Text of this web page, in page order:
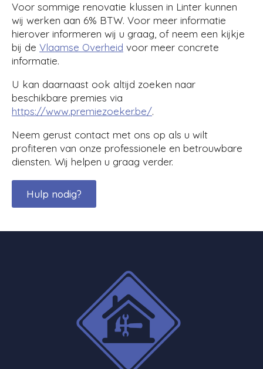
Voor sommige renovatie klussen in Linter kunnen
wij werken aan 6% BTW. Voor meer informatie
hierover informeren wij u graag, of neem een kijkje
bij de Vlaamse Overheid voor meer concrete
informatie.
U kan daarnaast ook altijd zoeken naar
beschikbare premies via
https://www.premiezoeker.be/.
Neem gerust contact met ons op als u wilt
profiteren van onze professionele en betrouwbare
diensten. Wij helpen u graag verder.
Hulp nodig?